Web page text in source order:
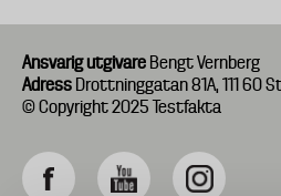
Ansvarig utgivare Bengt Vernberg
Adress Drottninggatan 81A, 111 60
© Copyright 2025 Testfakta